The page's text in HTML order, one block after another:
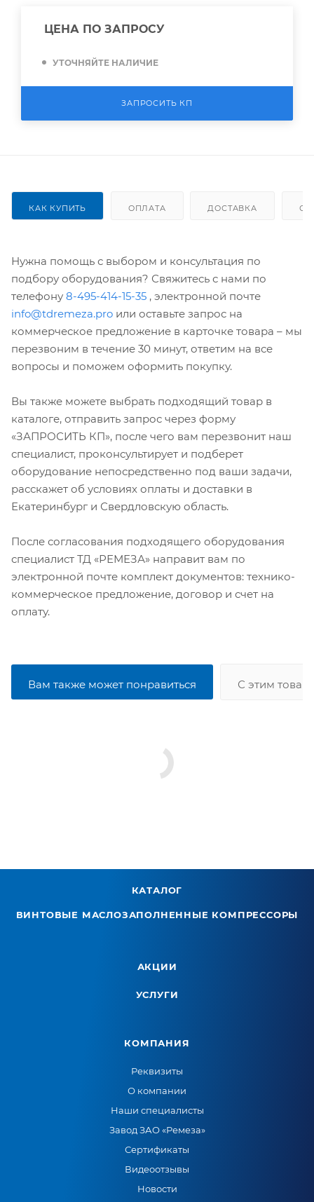
ЦЕНА ПО ЗАПРОСУ
УТОЧНЯЙТЕ НАЛИЧИЕ
ЗАПРОСИТЬ КП
КАК КУПИТЬ ОПЛАТА ДОСТАВКА
Нужна помощь с выбором и консультация по
подбору оборудования? Свяжитесь с нами по
телефону 8-495-414-15-35 , электронной почте
info@tdremeza.pro или оставьте запрос на
коммерческое предложение в карточке товара – мы
перезвоним в течение 30 минут, ответим на все
вопросы и поможем оформить покупку.
Вы также можете выбрать подходящий товар в
каталоге, отправить запрос через форму
«ЗАПРОСИТЬ КП», после чего вам перезвонит наш
специалист, проконсультирует и подберет
оборудование непосредственно под ваши задачи,
расскажет об условиях оплаты и доставки в
Екатеринбург и Свердловскую область.
После согласования подходящего оборудования
специалист ТД «РЕМЕЗА» направит вам по
электронной почте комплект документов: технико-
коммерческое предложение, договор и счет на
оплату.
Вам также может понравиться С этим
КАТАЛОГ
ВИНТОВЫЕ МАСЛОЗАПОЛНЕННЫЕ КОМПРЕССОРЫ
АКЦИИ
УСЛУГИ
КОМПАНИЯ
Реквизиты
О компании
Наши специалисты
Завод ЗАО «Ремеза»
Сертификаты
Видеоотзывы
Новости